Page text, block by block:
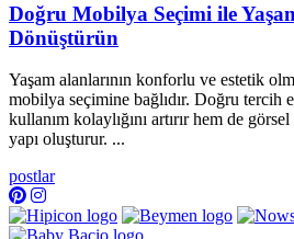
Doğru Mobilya Seçimi ile
Dönüştürün
Yaşam alanlarının konforlu ve estetik
mobilya seçimine bağlıdır. Doğru tercih
kullanım kolaylığını artırır hem de
yapı oluşturur. ...
postlar